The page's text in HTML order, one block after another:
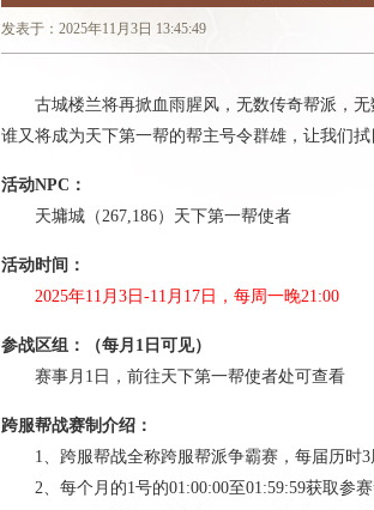
发表于：2025年11月3日 13:45:49
古城楼兰将再掀血雨腥风，无数传奇帮派，无
谁又将成为天下第一帮的帮主号令群雄，让我们拭
活动NPC：
天墉城（267,186）天下第一帮使者
活动时间：
2025年11月3日-11月17日，每周一晚21:00
参战区组：（每月1日可见）
赛事月1日，前往天下第一帮使者处可查看
跨服帮战赛制介绍：
1、跨服帮战全称跨服帮派争霸赛，每届历时3
2、每个月的1号的01:00:00至01:59:59获取参赛